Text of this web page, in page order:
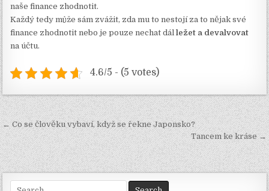
naše finance zhodnotit.
Každý tedy může sám zvážit, zda mu to nestojí za to nějak své
finance zhodnotit nebo je pouze nechat dálležet a devalvovat
na účtu.
4.6/5 - (5 votes)
Navigace
pro
příspěvek
← Co se člověku vybaví, když se řekne Japonsko?
Tancem ke kráse →
Search